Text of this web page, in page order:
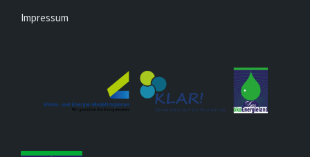
Impressum